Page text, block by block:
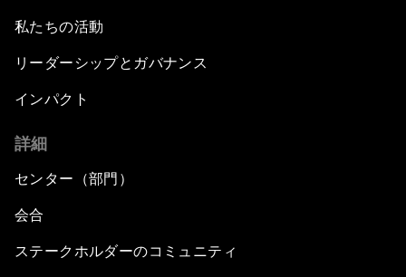
私たちの活動
リーダーシップとガバナンス
インパクト
詳細
センター（部門）
会合
ステークホルダーのコミュニティ